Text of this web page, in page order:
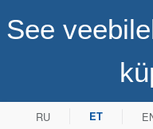
See
RU ET